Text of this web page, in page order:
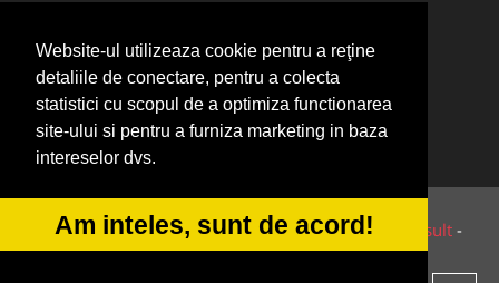
Website-ul utilizeaza cookie pentru a reţine
detaliile de conectare, pentru a colecta
statistici cu scopul de a optimiza functionarea
site-ului si pentru a furniza marketing in baza
intereselor dvs.
Am inteles, sunt de acord!
Cabinet-Individual.ro
Medic-Bun.com
Oftalmologul.ro
Stomatologul.com
© 2014-2026 Powered byVilonMedia&Tokaido Consult -
ANPC SOL